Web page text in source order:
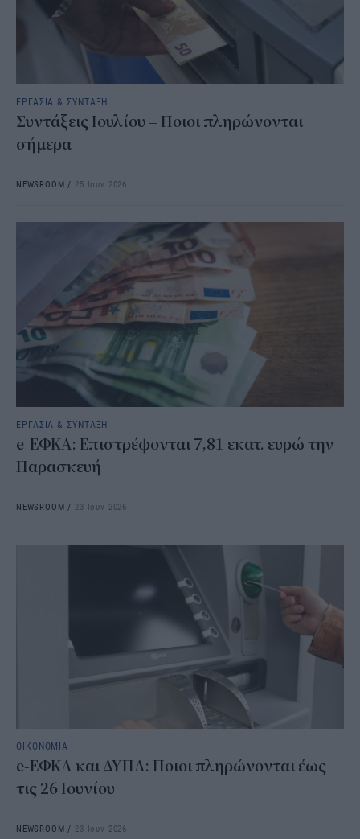
ΕΡΓΑΣΙΑ & ΣΥΝΤΑΞΗ
Συντάξεις Ιουλίου – Ποιοι πληρώνονται
σήμερα
NEWSROOM / 25 Ιουν 2026
ΕΡΓΑΣΙΑ & ΣΥΝΤΑΞΗ
e-ΕΦΚΑ: Επιστρέφονται 7,81 εκατ. ευρώ την
Παρασκευή
NEWSROOM / 23 Ιουν 2026
ΟΙΚΟΝΟΜΙΑ
e-ΕΦΚΑ και ΔΥΠΑ: Ποιοι πληρώνονται έως
τις 26 Ιουνίου
NEWSROOM / 23 Ιουν 2026